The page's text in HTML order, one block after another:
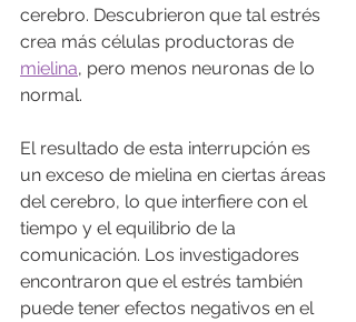
cerebro. Descubrieron que tal estrés
crea más células productoras de
mielina, pero menos neuronas de lo
normal.
El resultado de esta interrupción es
un exceso de mielina en ciertas áreas
del cerebro, lo que interfiere con el
tiempo y el equilibrio de la
comunicación. Los investigadores
encontraron que el estrés también
puede tener efectos negativos en el